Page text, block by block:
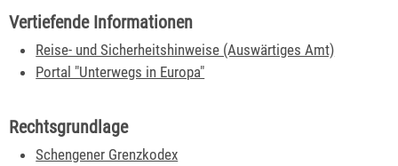
Vertiefende Informationen
Reise- und Sicherheitshinweise (Auswärtiges Amt)
Portal "Unterwegs in Europa"
Rechtsgrundlage
Schengener Grenzkodex